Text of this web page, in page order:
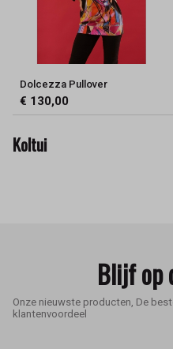
Dolcezza Pullover
€ 130,00
Koltui
Blijf op
Onze nieuwste producten, De
klantenvoordeel